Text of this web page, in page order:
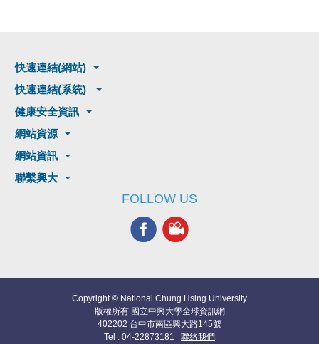
快速連結(網站)
快速連結(系統)
健康安全資訊
網站資源
網站資訊
聯繫興大
FOLLOW US
Copyright © National Chung Hsing University
版權所有 國立中興大學全球資訊網
402202 台中市南區興大路145號
Tel : 04-22873181 聯絡我們